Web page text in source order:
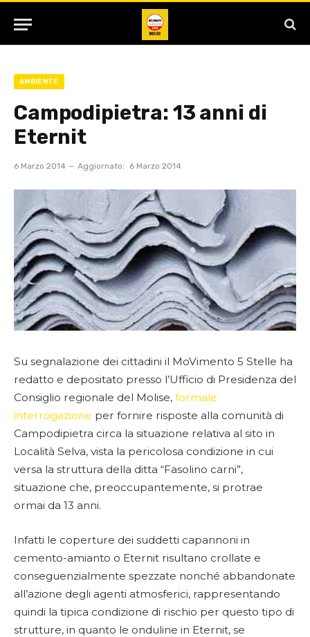
AMBIENTE
Campodipietra: 13 anni di
Eternit
6 Marzo 2014 Aggiornato: 6 Marzo 2014
Su segnalazione dei cittadini il MoVimento 5 Stelle ha
redatto e depositato presso l’Ufficio di Presidenza del
Consiglio regionale del Molise, formale
interrogazione per fornire risposte alla comunità di
Campodipietra circa la situazione relativa al sito in
Località Selva, vista la pericolosa condizione in cui
versa la struttura della ditta “Fasolino carni”,
situazione che, preoccupantemente, si protrae
ormai da 13 anni.
Infatti le coperture dei suddetti capannoni in
cemento-amianto o Eternit risultano crollate e
conseguenzialmente spezzate nonché abbandonate
all’azione degli agenti atmosferici, rappresentando
quindi la tipica condizione di rischio per questo tipo di
strutture, in quanto le onduline in Eternit, se